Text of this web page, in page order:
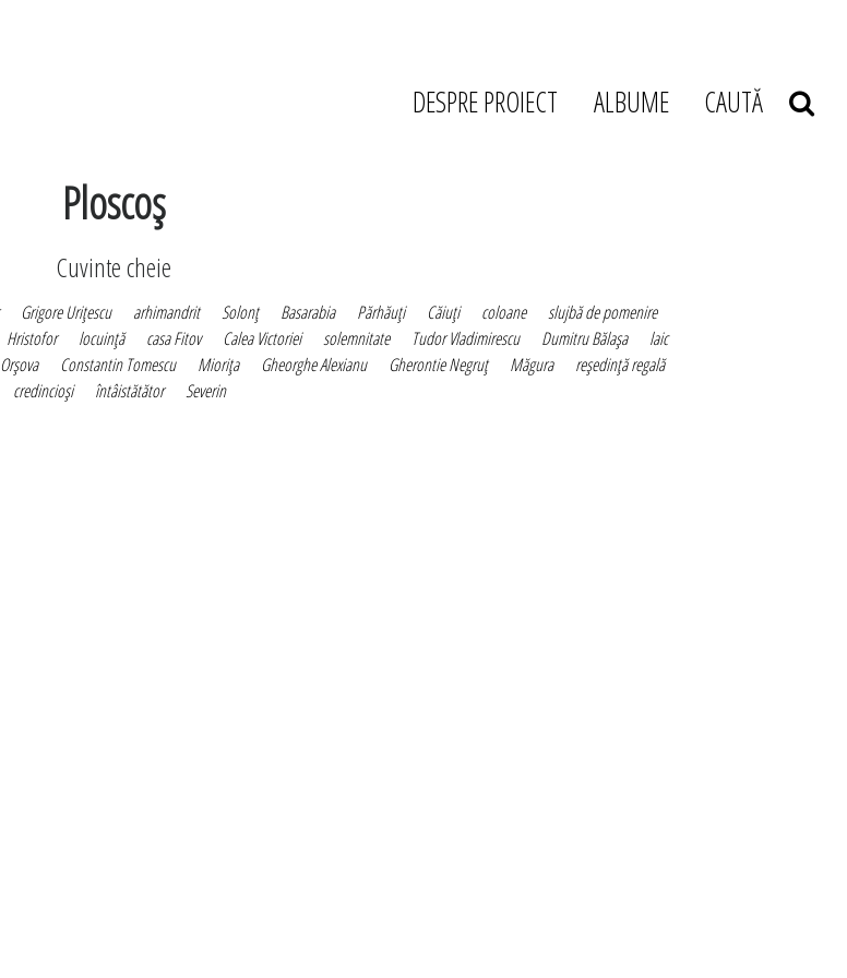
DESPRE PROIECT ALBUME CAUTĂ
Ploscoş
Cuvinte cheie
Grigore Uriţescu arhimandrit Solonţ Basarabia Părhăuţi Căiuţi coloane
slujbă de pomenire
Hristofor locuinţă casa Fitov Calea Victoriei solemnitate Tudor Vladimirescu Dumitru Bălaşa
laic
Orşova Constantin Tomescu Mioriţa Gheorghe Alexianu Gherontie Negruţ Măgura
reşedinţă regală
credincioşi întâistătător Severin